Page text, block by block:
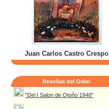
Juan Carlos Castro Crespo
Reseñas del Odiel
"Del I Salon de Otoño 1948"